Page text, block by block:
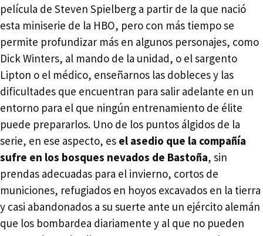
película de Steven Spielberg a partir de la que nació
esta miniserie de la HBO, pero con más tiempo se
permite profundizar más en algunos personajes, como
Dick Winters, al mando de la unidad, o el sargento
Lipton o el médico, enseñarnos las dobleces y las
dificultades que encuentran para salir adelante en un
entorno para el que ningún entrenamiento de élite
puede prepararlos. Uno de los puntos álgidos de la
serie, en ese aspecto, es el asedio que la compañía
sufre en los bosques nevados de Bastoña, sin
prendas adecuadas para el invierno, cortos de
municiones, refugiados en hoyos excavados en la tierra
y casi abandonados a su suerte ante un ejército alemán
que los bombardea diariamente y al que no pueden